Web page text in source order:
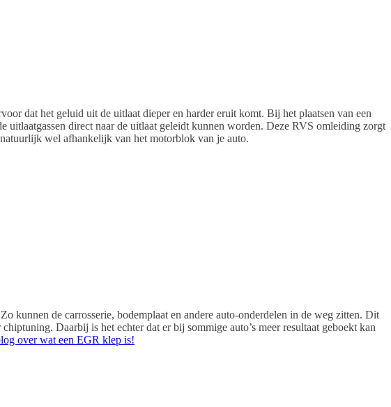
dat het geluid uit de uitlaat dieper en harder eruit komt. Bij het plaatsen van een
direct naar de uitlaat geleidt kunnen worden. Deze RVS omleiding zorgt
wel afhankelijk van het motorblok van je auto.
kunnen de carrosserie, bodemplaat en andere auto-onderdelen in de weg zitten. Dit
Daarbij is het echter dat er bij sommige auto’s meer resultaat geboekt kan
over wat een EGR klep is!